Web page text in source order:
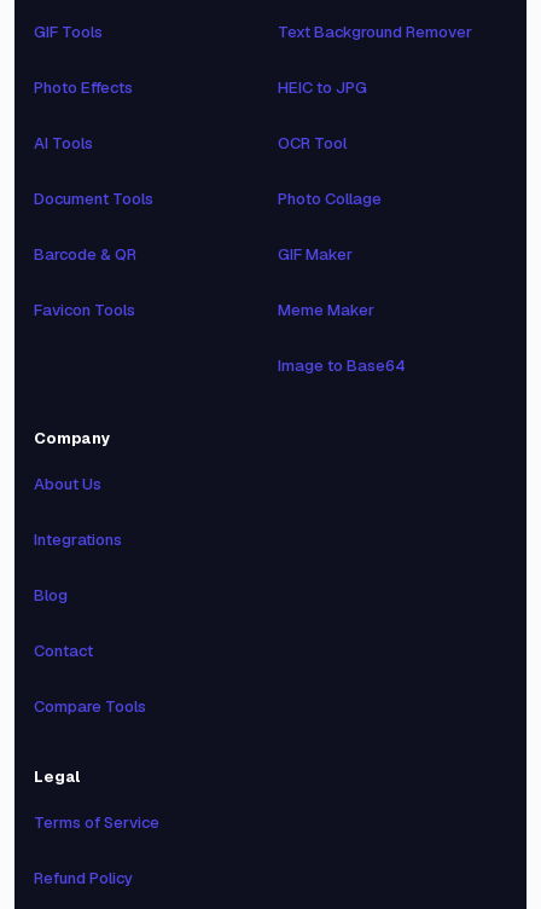
GIF Tools
Photo Effects
AI Tools
Document Tools
Barcode & QR
Favicon Tools
Text Background Remover
HEIC to JPG
OCR Tool
Photo Collage
GIF Maker
Meme Maker
Image to Base64
Company
About Us
Integrations
Blog
Contact
Compare Tools
Legal
Terms of Service
Refund Policy